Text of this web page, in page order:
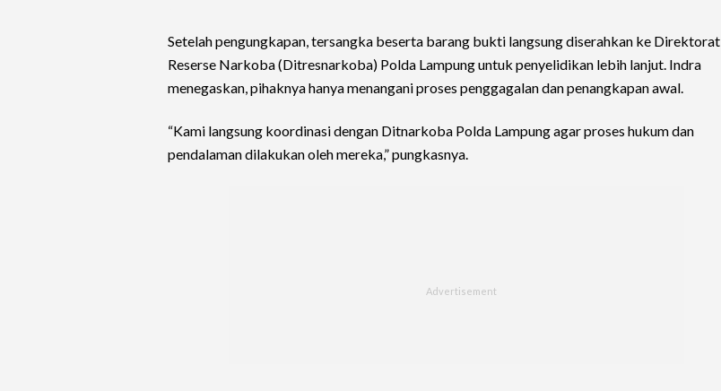
Setelah pengungkapan, tersangka beserta barang bukti langsung diserahkan ke Direktorat
Reserse Narkoba (Ditresnarkoba) Polda Lampung untuk penyelidikan lebih lanjut. Indra
menegaskan, pihaknya hanya menangani proses penggagalan dan penangkapan awal.
“Kami langsung koordinasi dengan Ditnarkoba Polda Lampung agar proses hukum dan
pendalaman dilakukan oleh mereka,” pungkasnya.